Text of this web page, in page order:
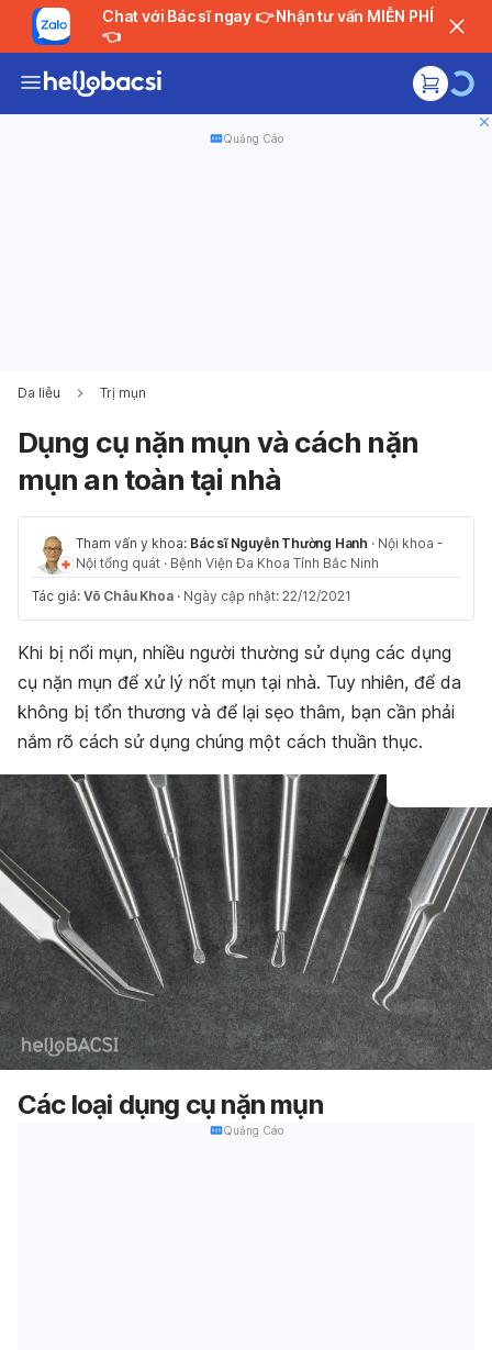
Chat với Bác sĩ ngay 👉 Nhận tư vấn MIỄN PHÍ
👈
Quảng Cáo
Da liễu Trị mụn
Dụng cụ nặn mụn và cách nặn
mụn an toàn tại nhà
Tham vấn y khoa: Bác sĩ Nguyễn Thường Hanh · Nội khoa -
Nội tổng quát · Bệnh Viện Đa Khoa Tỉnh Bắc Ninh
Tác giả: Võ Châu Khoa · Ngày cập nhật: 22/12/2021
Khi bị nổi mụn, nhiều người thường sử dụng các dụng
cụ nặn mụn để xử lý nốt mụn tại nhà. Tuy nhiên, để da
không bị tổn thương và để lại sẹo thâm, bạn cần phải
nắm rõ cách sử dụng chúng một cách thuần thục.
Các loại dụng cụ nặn mụn
Quảng Cáo